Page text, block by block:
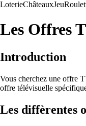
LoterieChâteauxJeu
Les Offres
Introduction
Vous cherchez une offre
offre télévisuelle
Les diffèrentes